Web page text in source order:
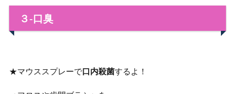
３‐口臭
★マウススプレーで口内殺菌するよ！